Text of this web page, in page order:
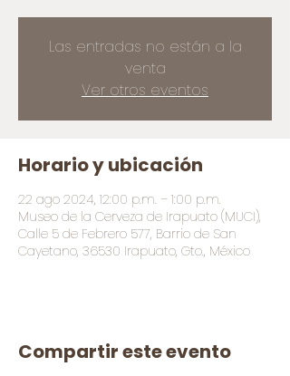
Las entradas no están a la
venta
Ver otros eventos
Horario y ubicación
22 ago 2024, 12:00 p.m. – 1:00 p.m.
Museo de la Cerveza de Irapuato (MUCI),
Calle 5 de Febrero 577, Barrio de San
Cayetano, 36530 Irapuato, Gto., México
Compartir este evento